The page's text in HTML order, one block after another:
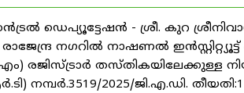
ഡെപ്യൂട്ടേഷൻ - ശ്രീ. കുറ
നഗറിൽ നാഷണൽ
രജിസ്ട്രാർ തസ്തികയിലേക്കുള്ള
നമ്പർ.3519/2025/ജി.എ.ഡി.